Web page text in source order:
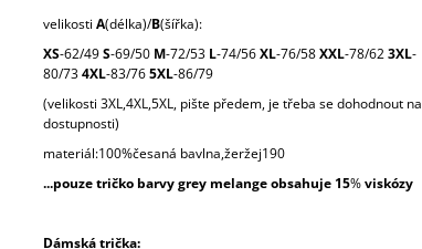
velikosti A(délka)/B(šířka):
XS-62/49S-69/50 M-72/53L-74/56XL-76/58XXL-78/623XL-
80/734XL-83/765XL-86/79
(velikosti 3XL,4XL,5XL, pište předem, je třeba se dohodnout na
dostupnosti)
materiál:100%česaná bavlna,žeržej190
...pouze tričko barvy grey melange obsahuje 15%viskózy
Dámská trička: